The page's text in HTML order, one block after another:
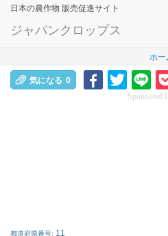
日本の農作物 販売促進サイト
ジャパンクロップス
ホー
気になる 0
Sponsored
都道府県番号: 11